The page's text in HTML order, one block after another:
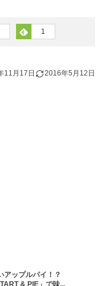
1
11月17日 2016年5月12日
アップルパイ！？
& PIE」で味...